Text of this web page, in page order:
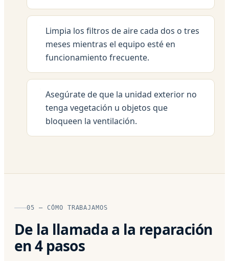
Limpia los filtros de aire cada dos o tres
meses mientras el equipo esté en
funcionamiento frecuente.
Asegúrate de que la unidad exterior no
tenga vegetación u objetos que
bloqueen la ventilación.
05 — CÓMO TRABAJAMOS
De la llamada a la reparación
en 4 pasos